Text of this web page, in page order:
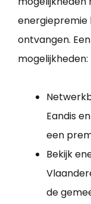
energiepremie
ontvangen.
mogelijkheden:
Eandis
een
Bekijk
de